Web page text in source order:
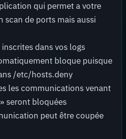
qui permet a votre
scan de ports mais aussi
dans vos logs
bloque puisque
/etc/hosts.deny
les communications venant
seront bloquées
peut être coupée